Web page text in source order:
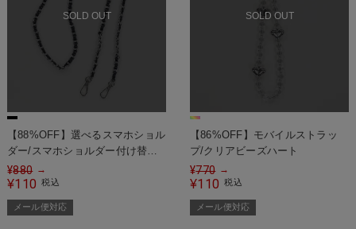
SOLD OUT
【88%OFF】選べるスマホショル
ダー/スマホショルダー付け替え
用ストラップ/合皮ショルダーチ
ェーン＜メール便対応＞
¥880 →
¥110 税込
メール便対応
SOLD OUT
【86%OFF】モバイルストラッ
プ/クリアビーズハート
¥770 →
¥110 税込
メール便対応